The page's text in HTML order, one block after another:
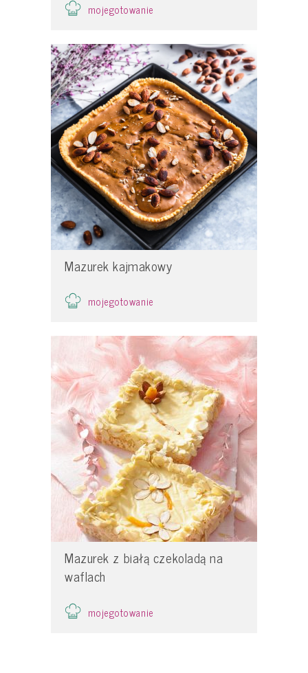
mojegotowanie
Mazurek kajmakowy
mojegotowanie
Mazurek z białą czekoladą na
waflach
mojegotowanie